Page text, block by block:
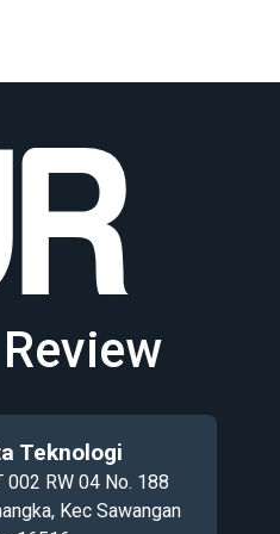
Teknologi
002 RW 04 No. 188
Kec Sawangan